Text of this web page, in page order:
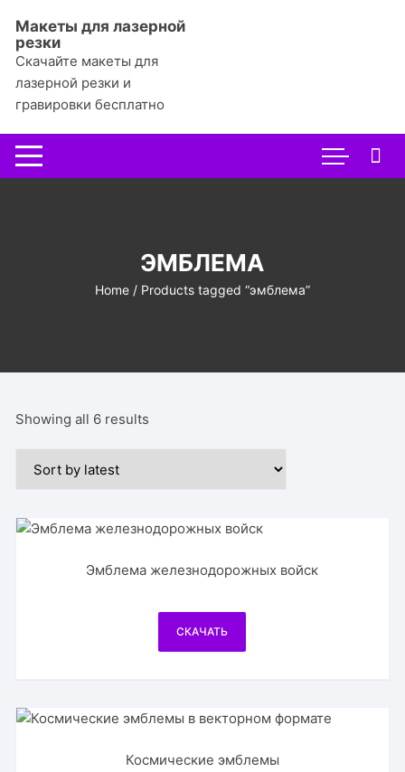
содержимому
Макеты для лазерной
резки
Скачайте макеты для
лазерной резки и
гравировки бесплатно
ЭМБЛЕМА
Home/ Products tagged “эмблема”
Showing all 6 results
Эмблема железнодорожных войск
СКАЧАТЬ
Космические эмблемы